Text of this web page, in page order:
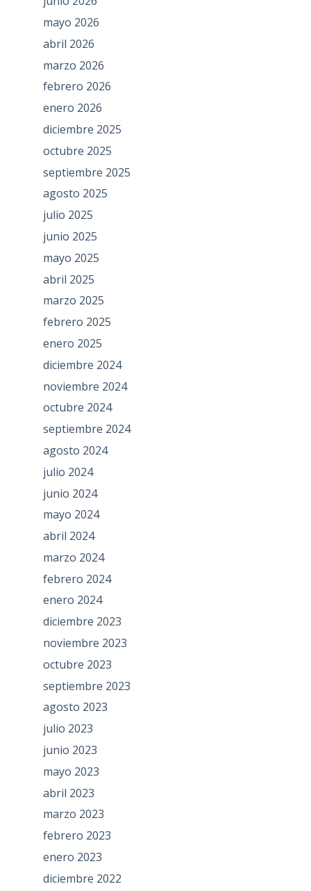
mayo 2026
abril 2026
marzo 2026
febrero 2026
enero 2026
diciembre 2025
octubre 2025
septiembre 2025
agosto 2025
julio 2025
junio 2025
mayo 2025
abril 2025
marzo 2025
febrero 2025
enero 2025
diciembre 2024
noviembre 2024
octubre 2024
septiembre 2024
agosto 2024
julio 2024
junio 2024
mayo 2024
abril 2024
marzo 2024
febrero 2024
enero 2024
diciembre 2023
noviembre 2023
octubre 2023
septiembre 2023
agosto 2023
julio 2023
junio 2023
mayo 2023
abril 2023
marzo 2023
febrero 2023
enero 2023
diciembre 2022